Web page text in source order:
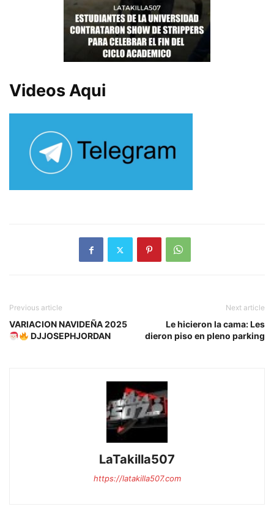
Videos Aqui
Previous article
VARIACION NAVIDEÑA 2025
DJJOSEPHJORDAN
Next article
Le hicieron la cama: Les
dieron piso en pleno parking
LaTakilla507
https://latakilla507.com